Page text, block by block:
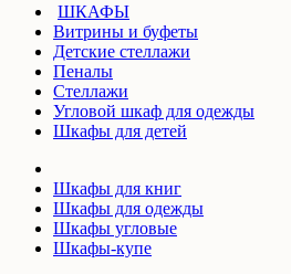
ШКАФЫ
Витрины и буфеты
Детские стеллажи
Пеналы
Стеллажи
Угловой шкаф для одежды
Шкафы для детей
Шкафы для книг
Шкафы для одежды
Шкафы угловые
Шкафы-купе